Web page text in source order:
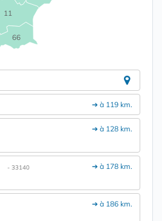
11
66
➔ à 119 km.
➔ à 128 km.
➔ à 178 km.
- 33140
➔ à 186 km.